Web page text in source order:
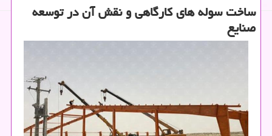
ساخت سوله های کارگاهی و نقش آن در توسعه
صنایع